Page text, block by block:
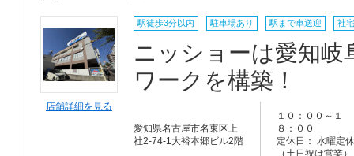
店舗詳細を見る
駅徒歩3分以内 駐車場あり 駅まで車送迎 社
ニッショーは愛知岐
ワークを構築！
愛知県名古屋市名東区上
社2-74-1大裕本郷ビル2階
１０：００～１
８：００
定休日： 水曜定休
（土日祝は営業）